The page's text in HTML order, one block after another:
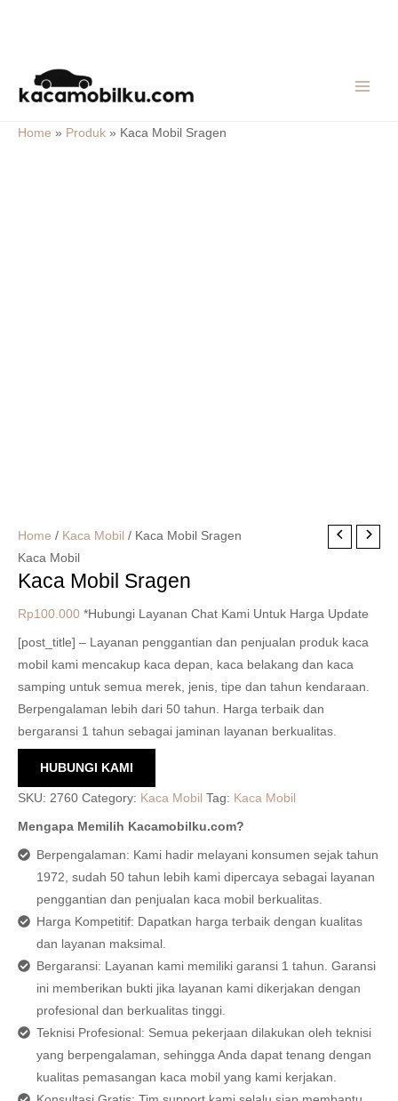
content
Home » Produk » Kaca Mobil Sragen
Home / Kaca Mobil / Kaca Mobil Sragen
Kaca Mobil
Kaca Mobil Sragen
Rp100.000 *Hubungi Layanan Chat Kami Untuk Harga Update
[post_title] – Layanan penggantian dan penjualan produk kaca
mobil kami mencakup kaca depan, kaca belakang dan kaca
samping untuk semua merek, jenis, tipe dan tahun kendaraan.
Berpengalaman lebih dari 50 tahun. Harga terbaik dan
bergaransi 1 tahun sebagai jaminan layanan berkualitas.
HUBUNGI KAMI
SKU: 2760 Category: Kaca Mobil Tag: Kaca Mobil
Mengapa Memilih Kacamobilku.com?
Berpengalaman: Kami hadir melayani konsumen sejak tahun
1972, sudah 50 tahun lebih kami dipercaya sebagai layanan
penggantian dan penjualan kaca mobil berkualitas.
Harga Kompetitif: Dapatkan harga terbaik dengan kualitas
dan layanan maksimal.
Bergaransi: Layanan kami memiliki garansi 1 tahun. Garansi
ini memberikan bukti jika layanan kami dikerjakan dengan
profesional dan berkualitas tinggi.
Teknisi Profesional: Semua pekerjaan dilakukan oleh teknisi
yang berpengalaman, sehingga Anda dapat tenang dengan
kualitas pemasangan kaca mobil yang kami kerjakan.